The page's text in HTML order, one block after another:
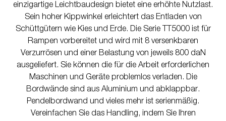
einzigartige Leichtbaudesign bietet eine erhöhte Nutzlast.
Sein hoher Kippwinkel erleichtert das Entladen von
Schüttgütern wie Kies und Erde. Die Serie TT5000 ist für
Rampen vorbereitet und wird mit 8 versenkbaren
Verzurrösen und einer Belastung von jeweils 800 daN
ausgeliefert. Sie können die für die Arbeit erforderlichen
Maschinen und Geräte problemlos verladen. Die
Bordwände sind aus Aluminium und abklappbar.
Pendelbordwand und vieles mehr ist serienmäßig.
Vereinfachen Sie das Handling, indem Sie Ihren